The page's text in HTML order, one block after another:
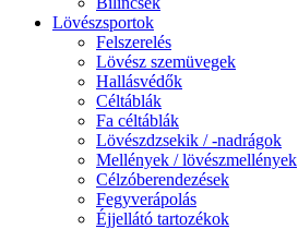
Lövészsportok
Felszerelés
Lövész szemüvegek
Hallásvédők
Céltáblák
Fa céltáblák
Lövészdzsekik / -nadrágok
Mellények / lövészmellények
Célzóberendezések
Fegyverápolás
Éjjellátó tartozékok